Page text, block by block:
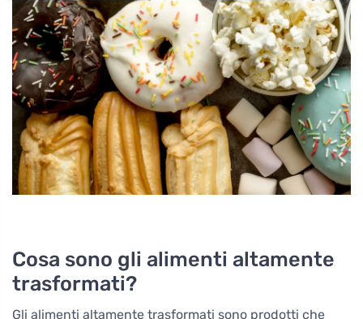
Cosa sono gli alimenti altamente
trasformati?
Gli alimenti altamente trasformati sono prodotti che